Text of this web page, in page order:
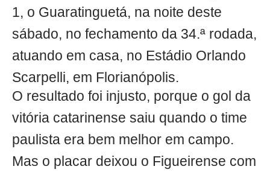
1, o Guaratinguetá, na noite deste
sábado, no fechamento da 34.ª rodada,
atuando em casa, no Estádio Orlando
Scarpelli, em Florianópolis.
O resultado foi injusto, porque o gol da
vitória catarinense saiu quando o time
paulista era bem melhor em campo.
Mas o placar deixou o Figueirense com